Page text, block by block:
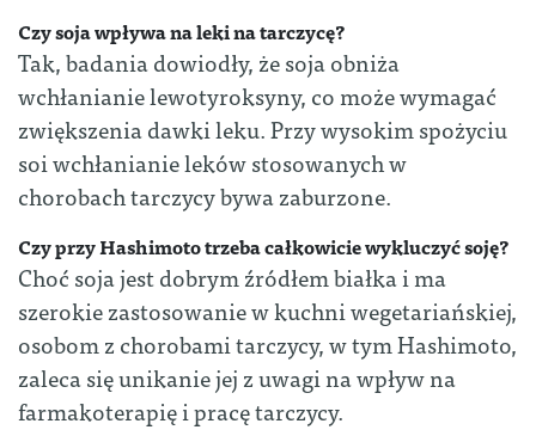
Czy soja wpływa na leki na tarczycę?
Tak, badania dowiodły, że soja obniża
wchłanianie lewotyroksyny, co może wymagać
zwiększenia dawki leku. Przy wysokim spożyciu
soi wchłanianie leków stosowanych w
chorobach tarczycy bywa zaburzone.
Czy przy Hashimoto trzeba całkowicie wykluczyć soję?
Choć soja jest dobrym źródłem białka i ma
szerokie zastosowanie w kuchni wegetariańskiej,
osobom z chorobami tarczycy, w tym Hashimoto,
zaleca się unikanie jej z uwagi na wpływ na
farmakoterapię i pracę tarczycy.